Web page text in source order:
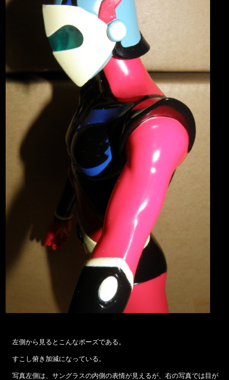
左側から見るとこんなポーズである。
すこし俯き加減になっている。
写真左側は、サングラスの内側の表情が見えるが、右の写真では目が